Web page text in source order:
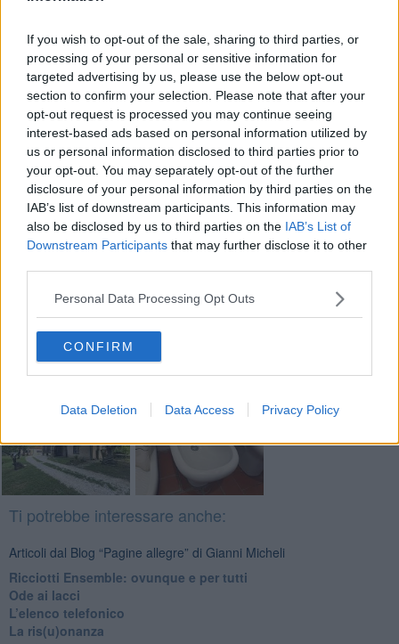
If you wish to opt-out of the sale, sharing to third parties, or
processing of your personal or sensitive information for
targeted advertising by us, please use the below opt-out
section to confirm your selection. Please note that after your
opt-out request is processed you may continue seeing
interest-based ads based on personal information utilized by
us or personal information disclosed to third parties prior to
your opt-out. You may separately opt-out of the further
disclosure of your personal information by third parties on the
IAB’s list of downstream participants. This information may
also be disclosed by us to third parties on the IAB’s List of
Downstream Participants that may further disclose it to other
Personal Data Processing Opt Outs
CONFIRM
Data Deletion Data Access Privacy Policy
rendertene conto. Per far scoppiare il cuore di bellezza. Ora che il
mondo, per come l’hai conosciuto, sta per finire. Ora che il mondo,
per come l’hai studiato, è già finito.
Be’, ora lo sai: posti così esistono e c’è chi ci mette l’anima per
tenerli in piedi. Per salvarli e per salvarci tutti. Tornaci. Anche se
sono lontano. Anche se c’è da mettersi in cammino.
Gianni Micheli
Newsletter QUInews - ToscanaMedia.Arriva gratis tutti i giorni
alle 20:00 direttamente nella tua casella di posta.
Basta cliccareQUI
Fotogallery
Ti potrebbe interessare anche:
Articoli dal Blog “Pagine allegre” di Gianni Micheli
​Ricciotti Ensemble: ovunque e per tutti
Ode ai lacci
​L’elenco telefonico
​La ris(u)onanza